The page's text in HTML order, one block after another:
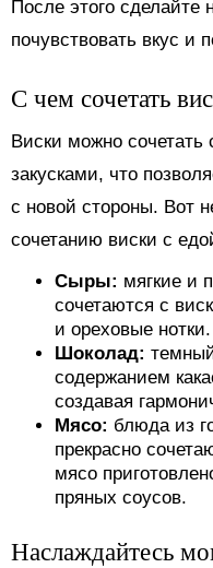
После этого сделайте
почувствовать вкус и
С чем сочетать
Виски можно
закусками, что
с новой стороны. Вот
сочетанию виски с
Сыры: мягкие и
сочетаются с
и ореховые нотки.
Шоколад:
содержанием
создавая
Мясо: блюда из
прекрасно
мясо
пряных соусов.
Наслаждайтесь